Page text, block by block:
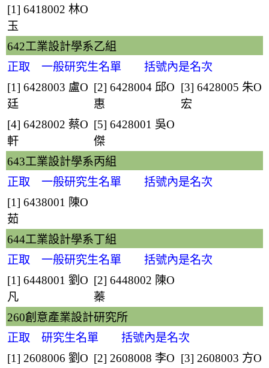
[1] 6418002 林O
玉
642工業設計學系乙組
正取 一般研究生名單 括號內是名次
[1] 6428003 盧O
廷
[2] 6428004 邱O
惠
[3] 6428005 朱O
宏
[4] 6428002 蔡O
軒
[5] 6428001 吳O
傑
643工業設計學系丙組
正取 一般研究生名單 括號內是名次
[1] 6438001 陳O
茹
644工業設計學系丁組
正取 一般研究生名單 括號內是名次
[1] 6448001 劉O
凡
[2] 6448002 陳O
蓁
260創意產業設計研究所
正取 研究生名單 括號內是名次
[1] 2608006 劉O [2] 2608008 李O [3] 2608003 方O